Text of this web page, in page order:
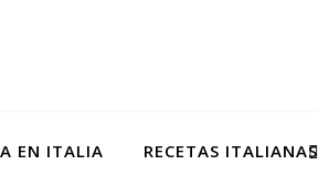
EN ITALIA RECETAS ITALIANAS